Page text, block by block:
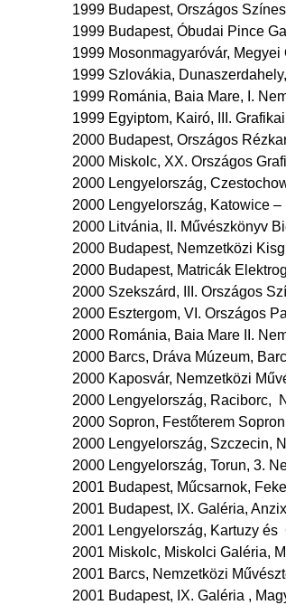
1999 Budapest, Országos
1999 Budapest, Óbudai Pince
1999 Mosonmagyaróvár, Megyei
1999 Szlovákia,
1999 Románia, Baia Mare, I.
1999 Egyiptom, Kairó, III.
2000 Budapest, Országos
2000 Miskolc, XX. Országos
2000 Lengyelország,
2000 Lengyelország, Katowice
2000 Litvánia, II. Művészkönyv
2000 Budapest, Nemzetközi
2000 Budapest, Matricák
2000 Szekszárd, III. Országos
2000 Esztergom, VI. Országos
2000 Románia, Baia Mare II.
2000 Barcs, Dráva Múzeum,
2000 Kaposvár, Nemzetközi
2000 Lengyelország, Raciborc,
2000 Sopron, Festőterem
2000 Lengyelország, Szczecin,
2000 Lengyelország, Torun, 3.
2001 Budapest, Műcsarnok,
2001 Budapest, IX. Galéria,
2001 Lengyelország, Kartuzy
2001 Miskolc, Miskolci Galéria,
2001 Barcs, Nemzetközi
2001 Budapest, IX. Galéria ,